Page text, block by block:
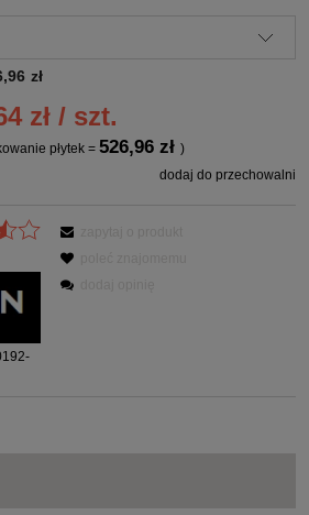
zł
zł / szt.
płytek =526,96 zł)
dodaj do przechowalni